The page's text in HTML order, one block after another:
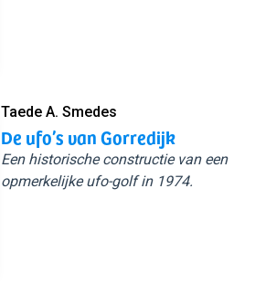
Taede A. Smedes
De ufo’s van Gorredijk
Een historische constructie van een
opmerkelijke ufo-golf in 1974.